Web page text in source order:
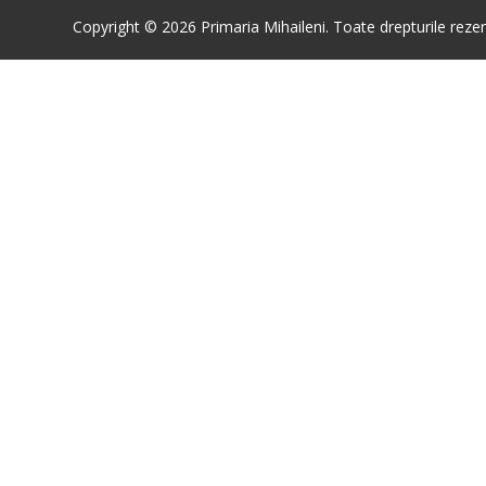
Copyright © 2026 Primaria Mihaileni. Toate drepturile